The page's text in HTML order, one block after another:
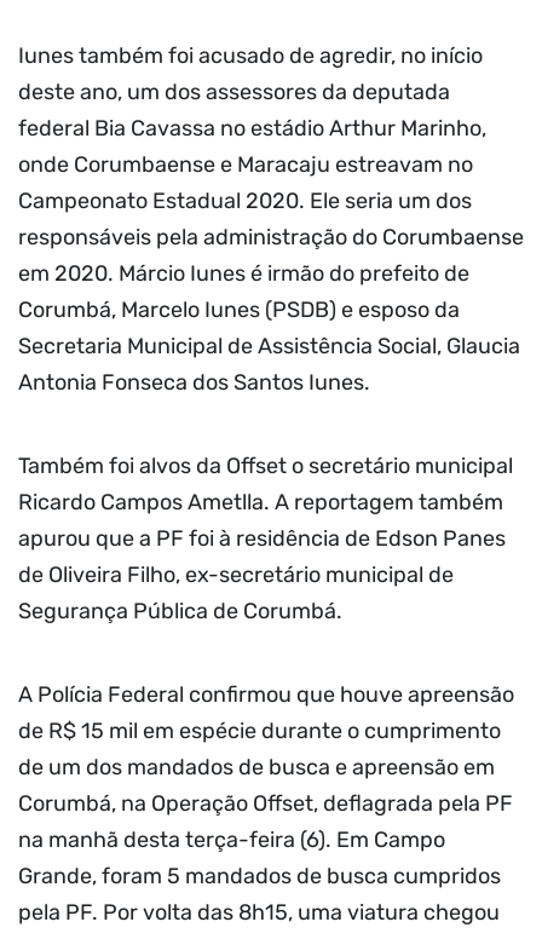
Iunes também foi acusado de agredir, no início
deste ano, um dos assessores da deputada
federal Bia Cavassa no estádio Arthur Marinho,
onde Corumbaense e Maracaju estreavam no
Campeonato Estadual 2020. Ele seria um dos
responsáveis pela administração do Corumbaense
em 2020. Márcio Iunes é irmão do prefeito de
Corumbá, Marcelo Iunes (PSDB) e esposo da
Secretaria Municipal de Assistência Social, Glaucia
Antonia Fonseca dos Santos Iunes.
Também foi alvos da Offset o secretário municipal
Ricardo Campos Ametlla. A reportagem também
apurou que a PF foi à residência de Edson Panes
de Oliveira Filho, ex-secretário municipal de
Segurança Pública de Corumbá.
A Polícia Federal confirmou que houve apreensão
de R$ 15 mil em espécie durante o cumprimento
de um dos mandados de busca e apreensão em
Corumbá, na Operação Offset, deflagrada pela PF
na manhã desta terça-feira (6). Em Campo
Grande, foram 5 mandados de busca cumpridos
pela PF. Por volta das 8h15, uma viatura chegou